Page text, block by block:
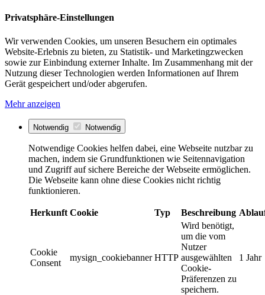
Privatsphäre-Einstellungen
Wir verwenden Cookies, um unseren Besuchern ein optimales
Website-Erlebnis zu bieten, zu Statistik- und Marketingzwecken
sowie zur Einbindung externer Inhalte. Im Zusammenhang mit der
Nutzung dieser Technologien werden Informationen auf Ihrem
Gerät gespeichert und/oder abgerufen.
Mehr anzeigen
Notwendig Notwendig
Notwendige Cookies helfen dabei, eine Webseite nutzbar zu
machen, indem sie Grundfunktionen wie Seitennavigation
und Zugriff auf sichere Bereiche der Webseite ermöglichen.
Die Webseite kann ohne diese Cookies nicht richtig
funktionieren.
Herkunft Cookie Typ Beschreibung
Cookie
Consent
mysign_cookiebanner HTTP
Wird benötigt,
um die vom
Nutzer
ausgewählten
Cookie-
Präferenzen zu
speichern.
1 Jahr